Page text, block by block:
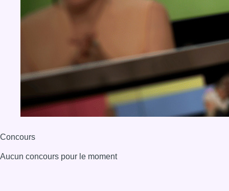
Concours
Aucun concours pour le moment